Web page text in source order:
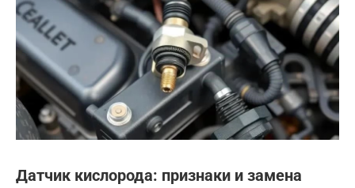
Датчик кислорода: признаки и замена